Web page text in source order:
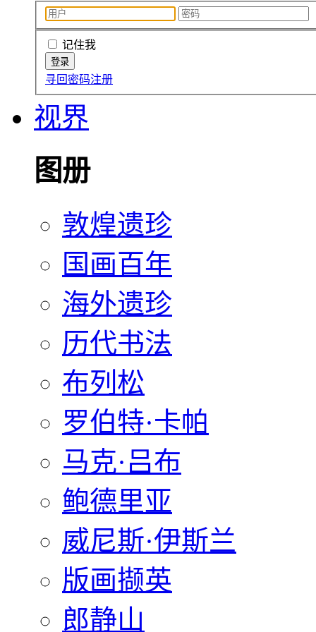
记住我
寻回密码注册
视界
图册
敦煌遗珍
国画百年
海外遗珍
历代书法
布列松
罗伯特·卡帕
马克·吕布
鲍德里亚
威尼斯·伊斯兰
版画撷英
郎静山